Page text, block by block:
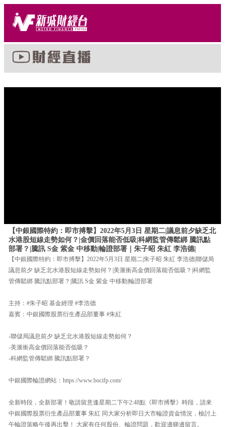
【中銀國際特約：即市搏擊】2022年5月3日 星期二|議息前夕缺乏北
水港股短線走勢如何？|金價回落能否低吸|科網監管傳鬆綁 騰訊點
部署？|騰訊 S金 紫金 中移動|輪證部署｜朱子昭 朱紅 李浩德|
【中銀國際特約：即市搏擊】2022年5月3日 星期二|朱子昭 朱紅 李浩德|聯儲局
議息前夕 缺乏北水港股短線走勢如何？|美滙衝高金價回落能否低吸？|科網監
管傳鬆綁 騰訊點部署？|騰訊 S金 紫金 中移動|輪證部署
主持：#朱子昭 基金經理 #李浩德
嘉賓：中銀國際股票衍生產品部董事 #朱紅
-聯儲局議息前夕 缺乏北水港股短線走勢如何？
-美滙衝高金價回落能否低吸？
-科網監管傳鬆綁 騰訊點部署？
中銀國際輪證網站：https://www.bocifp.com/
全新時段，全新部署！敬請留意逢星期二下午2:48點《即市搏擊》時段，請來
中銀國際股票衍生產品部董事 朱紅 同大家分析即日大市輪證資金情況，檢討上
午輪證策略午後再出擊！ 大家有任何股份、輪證問題，歡迎邊睇邊留言。